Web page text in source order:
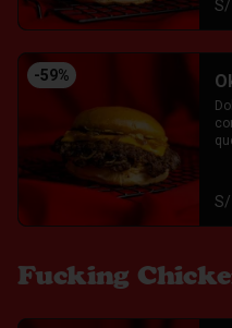
S/
-59%
S/
Fucking